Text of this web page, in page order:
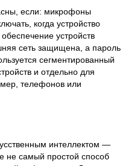
если: микрофоны
когда устройство
устройств
сеть защищена, а пароль
сегментированный
и отдельно для
телефонов или
интеллектом —
не самый простой способ